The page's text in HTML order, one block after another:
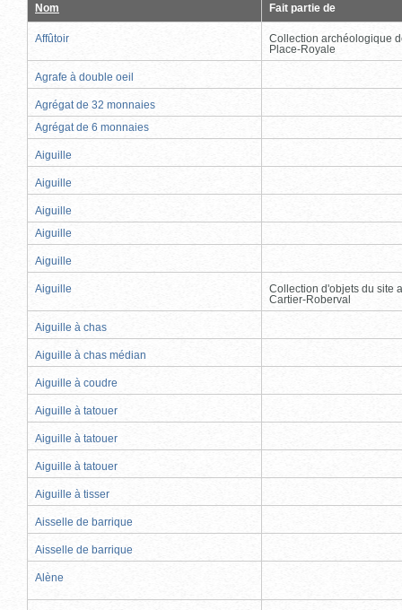
Nom Fait partie de
Affûtoir
Collection archéologique
Place-Royale
Agrafe à double oeil
Agrégat de 32 monnaies
Agrégat de 6 monnaies
Aiguille
Aiguille
Aiguille
Aiguille
Aiguille
Aiguille
Collection d'objets du site
Cartier-Roberval
Aiguille à chas
Aiguille à chas médian
Aiguille à coudre
Aiguille à tatouer
Aiguille à tatouer
Aiguille à tatouer
Aiguille à tisser
Aisselle de barrique
Aisselle de barrique
Alène